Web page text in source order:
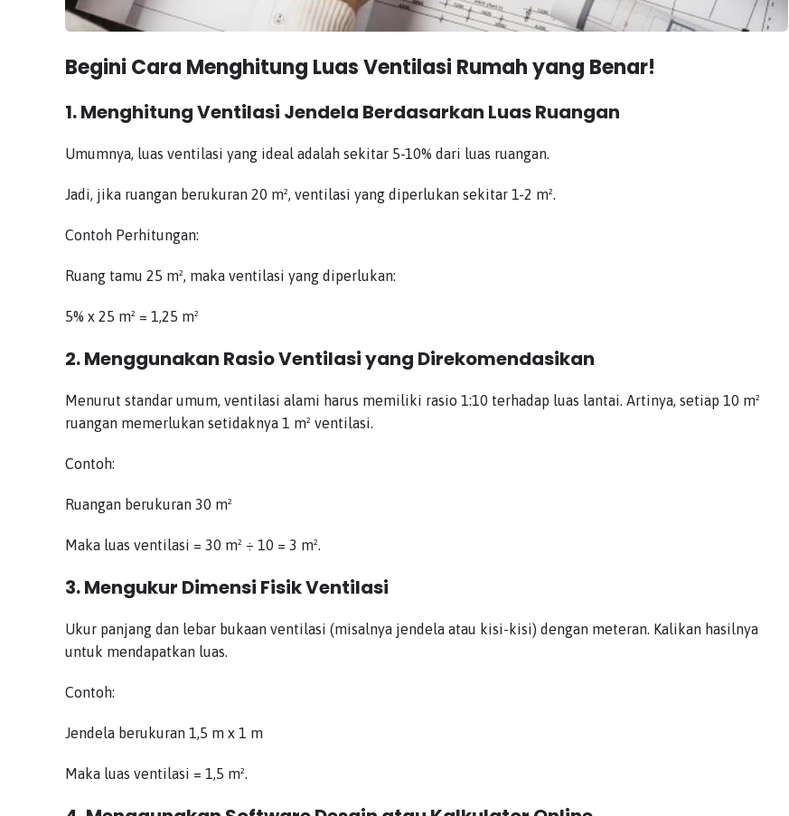
Begini Cara Menghitung Luas Ventilasi Rumah yang Benar!
1. Menghitung Ventilasi Jendela Berdasarkan Luas Ruangan
Umumnya, luas ventilasi yang ideal adalah sekitar 5-10% dari luas ruangan.
Jadi, jika ruangan berukuran 20 m², ventilasi yang diperlukan sekitar 1-2 m².
Contoh Perhitungan:
Ruang tamu 25 m², maka ventilasi yang diperlukan:
5% x 25 m² = 1,25 m²
2. Menggunakan Rasio Ventilasi yang Direkomendasikan
Menurut standar umum, ventilasi alami harus memiliki rasio 1:10 terhadap luas lantai. Artinya, setiap 10 m²
ruangan memerlukan setidaknya 1 m² ventilasi.
Contoh:
Ruangan berukuran 30 m²
Maka luas ventilasi = 30 m² ÷ 10 = 3 m².
3. Mengukur Dimensi Fisik Ventilasi
Ukur panjang dan lebar bukaan ventilasi (misalnya jendela atau kisi-kisi) dengan meteran. Kalikan hasilnya
untuk mendapatkan luas.
Contoh:
Jendela berukuran 1,5 m x 1 m
Maka luas ventilasi = 1,5 m².